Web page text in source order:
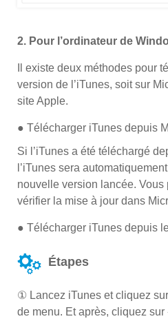
2. Pour l’ordinateur de
Il existe deux méthodes pour
version de l’iTunes, soit sur
site Apple.
● Télécharger iTunes depuis
Si l’iTunes a été téléchargé
l’iTunes sera
nouvelle version lancée. Vous
vérifier la mise à jour dans
● Télécharger iTunes depuis
Étapes
① Lancez iTunes et cliquez sur
de menu. Et après, cliquez sur